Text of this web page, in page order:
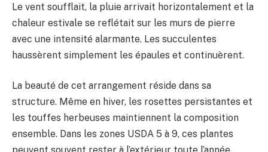
Le vent soufflait, la pluie arrivait horizontalement et la
chaleur estivale se reflétait sur les murs de pierre
avec une intensité alarmante. Les succulentes
haussèrent simplement les épaules et continuèrent.
La beauté de cet arrangement réside dans sa
structure. Même en hiver, les rosettes persistantes et
les touffes herbeuses maintiennent la composition
ensemble. Dans les zones USDA 5 à 9, ces plantes